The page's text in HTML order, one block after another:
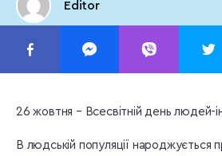
Editor
26 жовтня – Всесвітній день людей-
В людській популяції народжується